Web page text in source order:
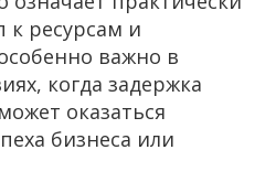
к ресурсам и
важно в
когда задержка
оказаться
бизнеса или